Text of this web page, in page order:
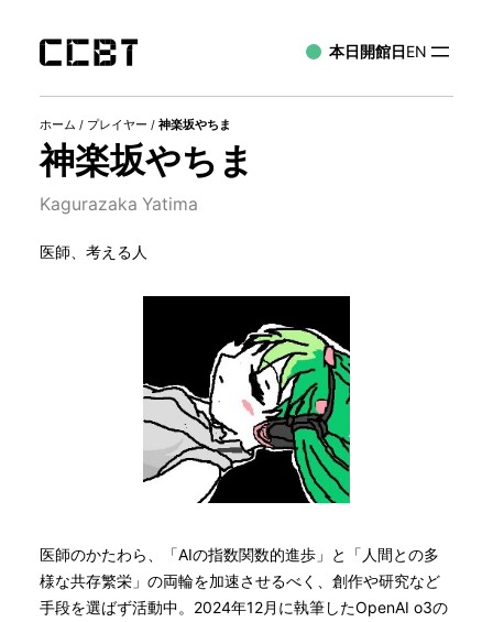
本日開館日EN
ホーム / プレイヤー / 神楽坂やちま
神楽坂やちま
Kagurazaka Yatima
医師、考える人
医師のかたわら、「AIの指数関数的進歩」と「人間との多
様な共存繁栄」の両輪を加速させるべく、創作や研究など
手段を選ばず活動中。2024年12月に執筆したOpenAI o3の